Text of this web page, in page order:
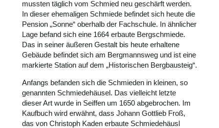
mussten täglich vom Schmied neu geschärft werden.
In dieser ehemaligen Schmiede befindet sich heute die
Pension „Sonne“ oberhalb der Fachschule. In ähnlicher
Lage befand sich eine 1664 erbaute Bergschmiede.
Das in seiner äußeren Gestalt bis heute erhaltene
Gebäude befindet sich am Bergmannsweg und ist eine
markierte Station auf dem „Historischen Bergbausteig“.
Anfangs befanden sich die Schmieden in kleinen, so
genannten Schmiedehäusel. Das vielleicht letzte
dieser Art wurde in Seiffen um 1650 abgebrochen. Im
Kaufbuch wird erwähnt, dass Johann Gottlieb Froß,
das von Christoph Kaden erbaute Schmiedehäusl